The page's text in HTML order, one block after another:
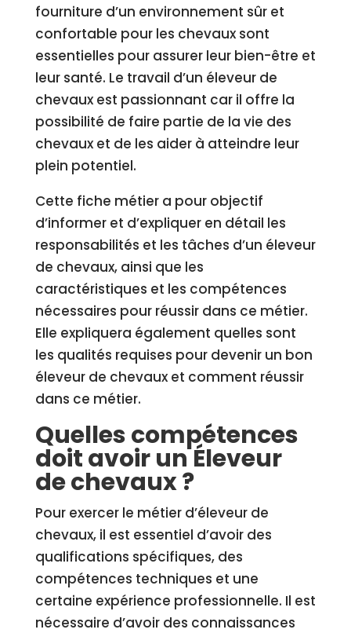
fourniture d’un environnement sûr et
confortable pour les chevaux sont
essentielles pour assurer leur bien-être et
leur santé. Le travail d’un éleveur de
chevaux est passionnant car il offre la
possibilité de faire partie de la vie des
chevaux et de les aider à atteindre leur
plein potentiel.
Cette fiche métier a pour objectif
d’informer et d’expliquer en détail les
responsabilités et les tâches d’un éleveur
de chevaux, ainsi que les
caractéristiques et les compétences
nécessaires pour réussir dans ce métier.
Elle expliquera également quelles sont
les qualités requises pour devenir un bon
éleveur de chevaux et comment réussir
dans ce métier.
Quelles compétences
doit avoir un Éleveur
de chevaux ?
Pour exercer le métier d’éleveur de
chevaux, il est essentiel d’avoir des
qualifications spécifiques, des
compétences techniques et une
certaine expérience professionnelle. Il est
nécessaire d’avoir des connaissances